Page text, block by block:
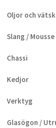
Oljor och
Slang /
Chassi
Kedjor
Verktyg
Glasögon /